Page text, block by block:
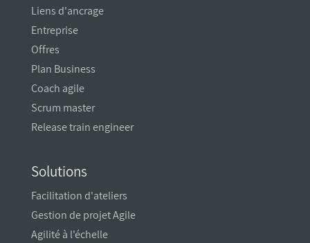
Liens d'ancrage
Entreprise
Offres
Plan Business
Coach agile
Scrum master
Release train engineer
Solutions
Facilitation d'ateliers
Gestion de projet Agile
Agilité à l'échelle